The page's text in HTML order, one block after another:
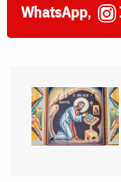
WhatsApp,